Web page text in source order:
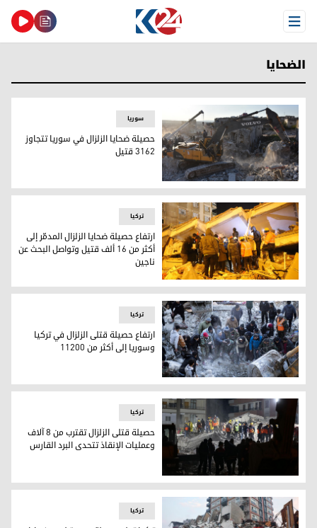
Open Menu
الضحايا
حصيلة ضحايا الزلزال في سوريا تتجاوز 3162 قتيل
سوریا
حصيلة ضحايا الزلزال في سوريا تتجاوز
3162 قتيل
ارتفاع حصيلة ضحايا الزلزال المدمّر إلى أكثر من 16 ألف قتيل وتواصل البحث عن ناجين
ترکیا
ارتفاع حصيلة ضحايا الزلزال المدمّر إلى
أكثر من 16 ألف قتيل وتواصل البحث عن
ناجين
ارتفاع حصيلة قتلى الزلزال في تركيا وسوريا إلى أكثر من 11200
ترکیا
ارتفاع حصيلة قتلى الزلزال في تركيا
وسوريا إلى أكثر من 11200
حصيلة قتلى الزلزال تقترب من 8 آلاف وعمليات الإنقاذ تتحدى البرد القارس
ترکیا
حصيلة قتلى الزلزال تقترب من 8 آلاف
وعمليات الإنقاذ تتحدى البرد القارس
ترکیا